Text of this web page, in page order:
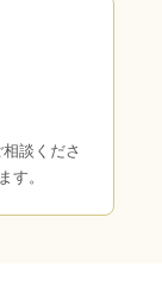
談くださ
す。